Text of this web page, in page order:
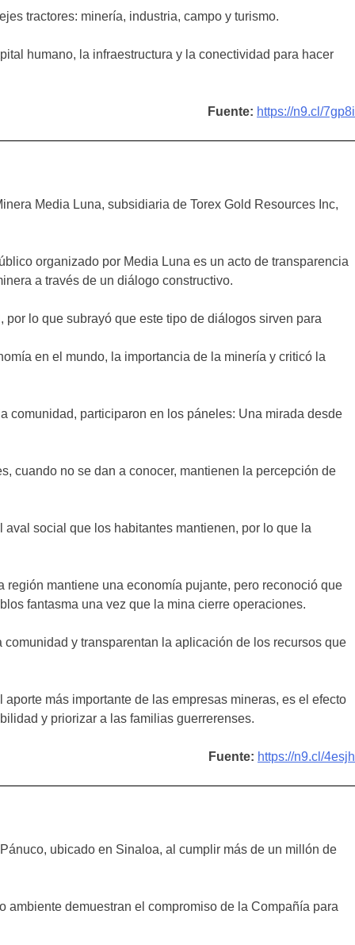
tractores: minería, industria, campo y turismo.
humano, la infraestructura y la conectividad para hacer
Fuente: https://n9.cl/7gp8i
Media Luna, subsidiaria de Torex Gold Resources Inc,
organizado por Media Luna es un acto de transparencia
a través de un diálogo constructivo.
lo que subrayó que este tipo de diálogos sirven para
en el mundo, la importancia de la minería y criticó la
comunidad, participaron en los páneles: Una mirada desde
cuando no se dan a conocer, mantienen la percepción de
social que los habitantes mantienen, por lo que la
mantiene una economía pujante, pero reconoció que
fantasma una vez que la mina cierre operaciones.
y transparentan la aplicación de los recursos que
más importante de las empresas mineras, es el efecto
y priorizar a las familias guerrerenses.
Fuente: https://n9.cl/4esjh
ubicado en Sinaloa, al cumplir más de un millón de
ambiente demuestran el compromiso de la Compañía para